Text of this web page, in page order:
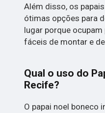
Além disso, os
ótimas opções para
lugar porque
fáceis de montar e
Qual o uso do
Recife?
O papai noel boneco